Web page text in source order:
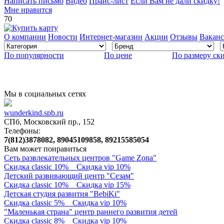
Мне нравится
70
О компании Новости Интернет-магазин Акции Отзывы
По популярности По цене По размеру
Мы в социальных сетях
wunderkind.spb.ru
СПб, Московский пр., 152
Телефоны:
7(812)3878082, 89045109858, 89215585054
Вам может понравиться
Сеть развлекательных центров "Game Zona"
Скидка classic 10%
Скидка vip 10%
Детский развивающий центр "Сезам"
Скидка classic 10%
Скидка vip 15%
Детская студия развития "BebiKi"
Скидка classic 5%
Скидка vip 10%
"Маленькая страна" центр раннего развития детей
Скидка classic 8%
Скидка vip 10%